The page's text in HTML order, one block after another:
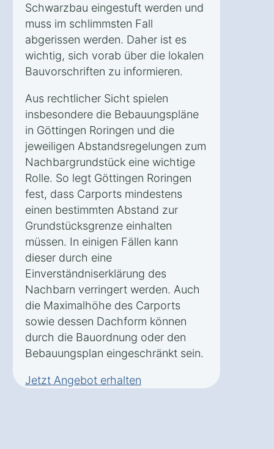
Schwarzbau eingestuft werden und
muss im schlimmsten Fall
abgerissen werden. Daher ist es
wichtig, sich vorab über die lokalen
Bauvorschriften zu informieren.
Aus rechtlicher Sicht spielen
insbesondere die Bebauungspläne
in Göttingen Roringen und die
jeweiligen Abstandsregelungen zum
Nachbargrundstück eine wichtige
Rolle. So legt Göttingen Roringen
fest, dass Carports mindestens
einen bestimmten Abstand zur
Grundstücksgrenze einhalten
müssen. In einigen Fällen kann
dieser durch eine
Einverständniserklärung des
Nachbarn verringert werden. Auch
die Maximalhöhe des Carports
sowie dessen Dachform können
durch die Bauordnung oder den
Bebauungsplan eingeschränkt sein.
Jetzt Angebot erhalten